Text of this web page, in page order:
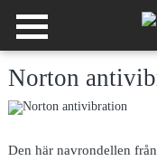
Norton
Den här navrondellen